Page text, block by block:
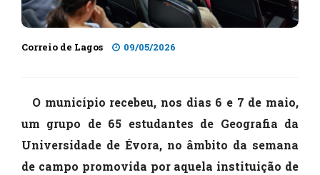
Correio de Lagos 09/05/2026
O município recebeu, nos dias 6 e 7 de maio,
um grupo de 65 estudantes de Geografia da
Universidade de Évora, no âmbito da semana
de campo promovida por aquela instituição de